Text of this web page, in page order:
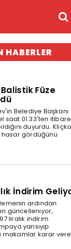
HABERLER
Balistik Füze
Belediye Başkanı
saat 01.33'ten
duyurdu.
hasar gördüğünü
İndirim
ardından
güncelleniyor,
liralık indirim
yansıyıp
makamlar karar